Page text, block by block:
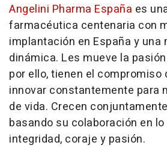
Angelini Pharma España es
farmacéutica centenaria con
implantación en España y una
dinámica. Les mueve la
por ello, tienen el compromiso
innovar constantemente para
de vida. Crecen
basando su colaboración en
integridad, coraje y pasión.